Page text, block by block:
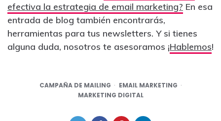
efectiva la estrategia de email marketing? En esa
entrada de blog también encontrarás,
herramientas para tus newsletters. Y si tienes
alguna duda, nosotros te asesoramos ¡Hablemos!
CAMPAÑA DE MAILING
EMAIL MARKETING
MARKETING DIGITAL